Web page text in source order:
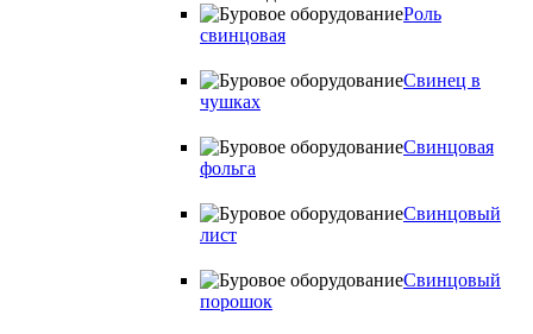
Роль
свинцовая
Свинец в
чушках
Свинцовая
фольга
Свинцовый
лист
Свинцовый
порошок